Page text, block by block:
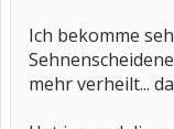
Ich bekomme
mehr verheilt...